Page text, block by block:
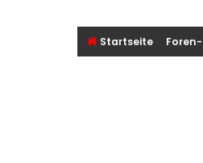
Startseite